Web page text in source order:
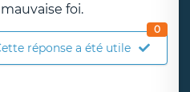
foi.
réponse a été utile
0